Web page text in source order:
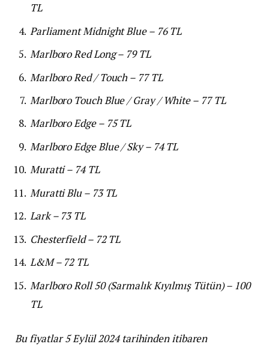
TL
Parliament Midnight Blue – 76 TL
Marlboro Red Long – 79 TL
Marlboro Red / Touch – 77 TL
Marlboro Touch Blue / Gray / White – 77 TL
Marlboro Edge – 75 TL
Marlboro Edge Blue / Sky – 74 TL
Muratti – 74 TL
Muratti Blu – 73 TL
Lark – 73 TL
Chesterfield – 72 TL
L&M – 72 TL
Marlboro Roll 50 (Sarmalık Kıyılmış Tütün) – 100
TL
Bu fiyatlar 5 Eylül 2024 tarihinden itibaren